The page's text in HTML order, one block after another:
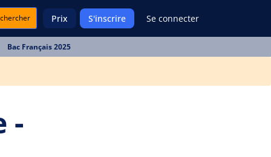
Prix S'inscrire Se connecter
Bac Français 2025
-